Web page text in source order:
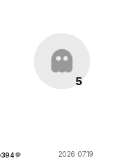
5
394
2026 07.19